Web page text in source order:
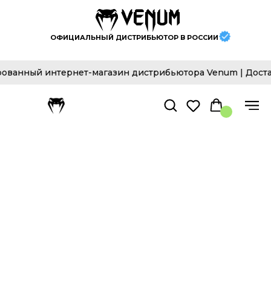
ОФИЦИАЛЬНЫЙ ДИСТРИБЬЮТОР В РОССИИ
интернет-магазин дистрибьютора Venum |